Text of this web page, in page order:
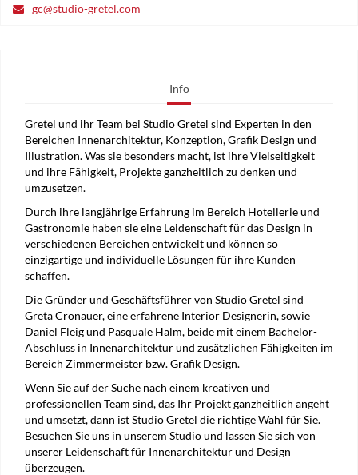
gc@studio-gretel.com
Info
Gretel und ihr Team bei Studio Gretel sind Experten in den
Bereichen Innenarchitektur, Konzeption, Grafik Design und
Illustration. Was sie besonders macht, ist ihre Vielseitigkeit
und ihre Fähigkeit, Projekte ganzheitlich zu denken und
umzusetzen.
Durch ihre langjährige Erfahrung im Bereich Hotellerie und
Gastronomie haben sie eine Leidenschaft für das Design in
verschiedenen Bereichen entwickelt und können so
einzigartige und individuelle Lösungen für ihre Kunden
schaffen.
Die Gründer und Geschäftsführer von Studio Gretel sind
Greta Cronauer, eine erfahrene Interior Designerin, sowie
Daniel Fleig und Pasquale Halm, beide mit einem Bachelor-
Abschluss in Innenarchitektur und zusätzlichen Fähigkeiten im
Bereich Zimmermeister bzw. Grafik Design.
Wenn Sie auf der Suche nach einem kreativen und
professionellen Team sind, das Ihr Projekt ganzheitlich angeht
und umsetzt, dann ist Studio Gretel die richtige Wahl für Sie.
Besuchen Sie uns in unserem Studio und lassen Sie sich von
unserer Leidenschaft für Innenarchitektur und Design
überzeugen.